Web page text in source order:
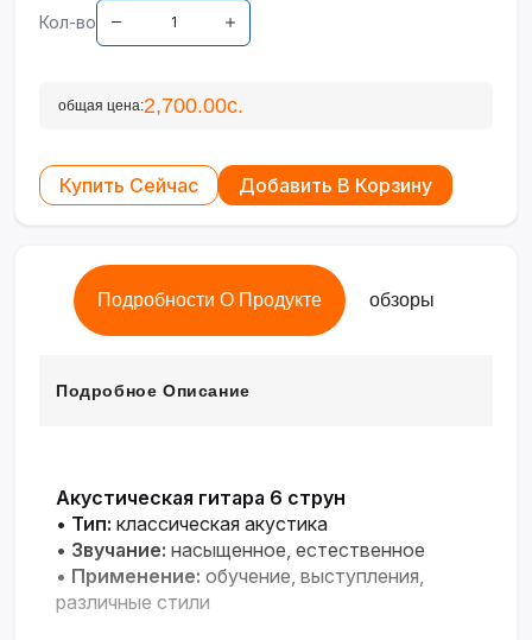
Кол-во
общая цена:2,700.00с.
Купить Сейчас Добавить В Корзину
Подробности О Продукте обзоры
Подробное Описание
Акустическая гитара 6 струн
• Тип: классическая акустика
• Звучание: насыщенное, естественное
• Применение: обучение, выступления,
различные стили